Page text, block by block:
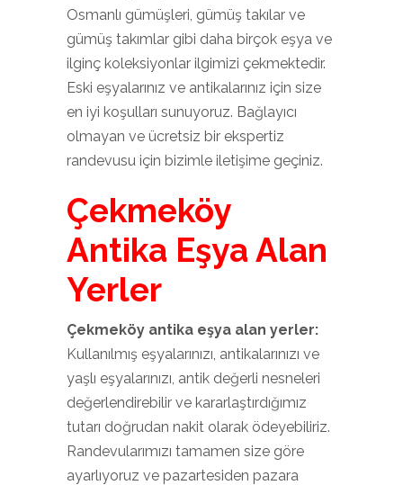
Osmanlı gümüşleri, gümüş takılar ve
gümüş takımlar gibi daha birçok eşya ve
ilginç koleksiyonlar ilgimizi çekmektedir.
Eski eşyalarınız ve antikalarınız için size
en iyi koşulları sunuyoruz. Bağlayıcı
olmayan ve ücretsiz bir ekspertiz
randevusu için bizimle iletişime geçiniz.
Çekmeköy
Antika Eşya Alan
Yerler
Çekmeköy antika eşya alan yerler:
Kullanılmış eşyalarınızı, antikalarınızı ve
yaşlı eşyalarınızı, antik değerli nesneleri
değerlendirebilir ve kararlaştırdığımız
tutarı doğrudan nakit olarak ödeyebiliriz.
Randevularımızı tamamen size göre
ayarlıyoruz ve pazartesiden pazara